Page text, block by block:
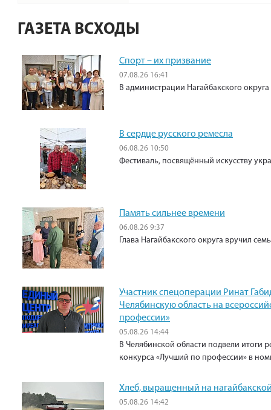
ГАЗЕТА ВСХОДЫ
Спорт – их призвание
07.08.26 16:41
В администрации Нагайбакского
В сердце русского ремесла
06.08.26 10:50
Фестиваль, посвящённый искусству
Память сильнее времени
06.08.26 9:37
Глава Нагайбакского округа вручил
Участник спецоперации Ринат
Челябинскую область на
профессии»
05.08.26 14:44
В Челябинской области подвели итоги
конкурса «Лучший по профессии» в
Хлеб, выращенный на
05.08.26 14:42